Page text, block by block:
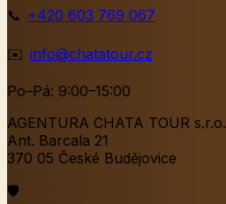
📞 +420 603 769 067
✉️ info@chatatour.cz
Po–Pá: 9:00–15:00
AGENTURA CHATA TOUR s.r.o.
Ant. Barcala 21
370 05 České Budějovice
🛡️